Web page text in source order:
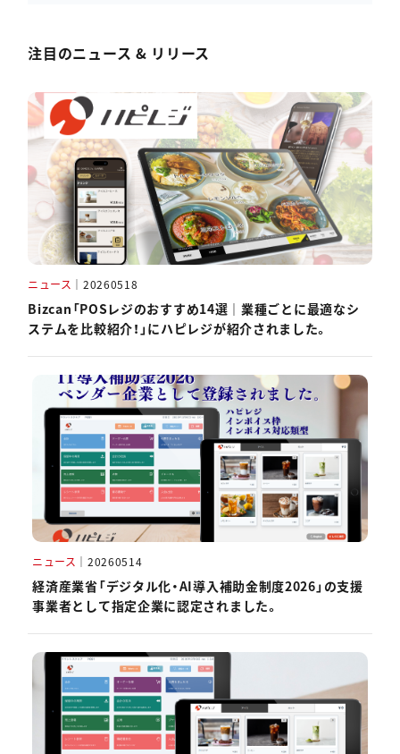
注目のニュース & リリース
ニュース ｜ 20260518
Bizcan「POSレジのおすすめ14選｜業種ごとに最適なシ
ステムを比較紹介！」にハピレジが紹介されました。
ニュース ｜ 20260514
経済産業省「デジタル化・AI導入補助金制度2026」の支援
事業者として指定企業に認定されました。